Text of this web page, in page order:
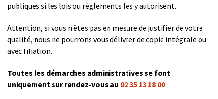
publiques si les lois ou règlements les y autorisent.
Attention, si vous n’êtes pas en mesure de justifier de votre
qualité, nous ne pourrons vous délivrer de copie intégrale ou
avec filiation.
Toutes les démarches administratives se font
uniquement sur rendez-vous au 02 35 13 18 00